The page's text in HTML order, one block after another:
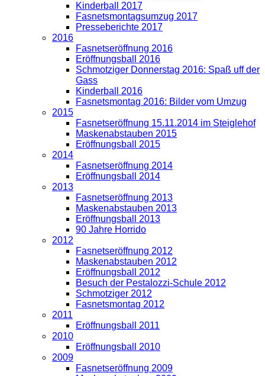
Kinderball 2017
Fasnetsmontagsumzug 2017
Presseberichte 2017
2016
Fasnetseröffnung 2016
Eröffnungsball 2016
Schmotziger Donnerstag 2016: Spaß uff der
Gass
Kinderball 2016
Fasnetsmontag 2016: Bilder vom Umzug
2015
Fasnetseröffnung 15.11.2014 im Steiglehof
Maskenabstauben 2015
Eröffnungsball 2015
2014
Fasnetseröffnung 2014
Eröffnungsball 2014
2013
Fasnetseröffnung 2013
Maskenabstauben 2013
Eröffnungsball 2013
90 Jahre Horrido
2012
Fasnetseröffnung 2012
Maskenabstauben 2012
Eröffnungsball 2012
Besuch der Pestalozzi-Schule 2012
Schmotziger 2012
Fasnetsmontag 2012
2011
Eröffnungsball 2011
2010
Eröffnungsball 2010
2009
Fasnetseröffnung 2009